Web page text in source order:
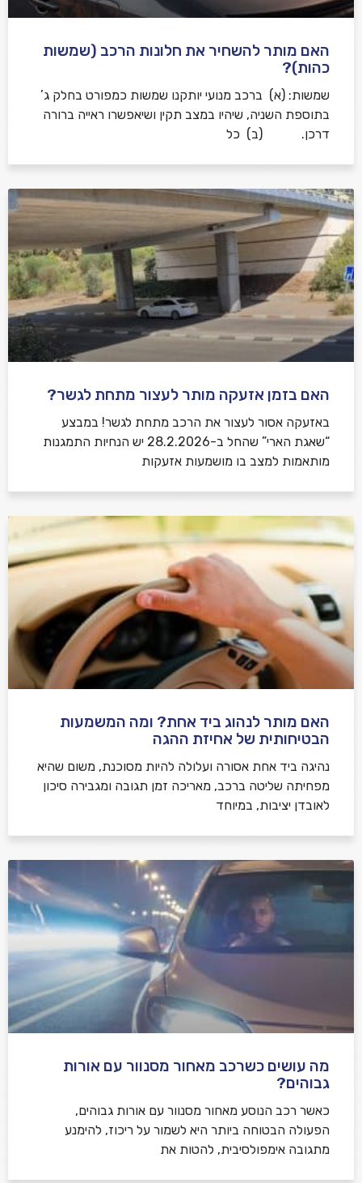
האם מותר להשחיר את חלונות הרכב (שמשות
כהות)?
שמשות: (א) ברכב מנועי יותקנו שמשות כמפורט בחלק ג’
בתוספת השניה, שיהיו במצב תקין ושיאפשרו ראייה ברורה
דרכן. (ב) כל
האם בזמן אזעקה מותר לעצור מתחת לגשר?
באזעקה אסור לעצור את הרכב מתחת לגשר! במבצע
“שאגת הארי” שהחל ב-28.2.2026 יש הנחיות התמגנות
מותאמות למצב בו מושמעות אזעקות
האם מותר לנהוג ביד אחת? ומה המשמעות
הבטיחותית של אחיזת ההגה
נהיגה ביד אחת אסורה ועלולה להיות מסוכנת, משום שהיא
מפחיתה שליטה ברכב, מאריכה זמן תגובה ומגבירה סיכון
לאובדן יציבות, במיוחד
מה עושים כשרכב מאחור מסנוור עם אורות
גבוהים?
כאשר רכב הנוסע מאחור מסנוור עם אורות גבוהים,
הפעולה הבטוחה ביותר היא לשמור על ריכוז, להימנע
מתגובה אימפולסיבית, להטות את